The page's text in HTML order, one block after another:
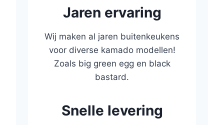
Jaren ervaring
Wij maken al jaren buitenkeukens
voor diverse kamado modellen!
Zoals big green egg en black
bastard.
Snelle levering